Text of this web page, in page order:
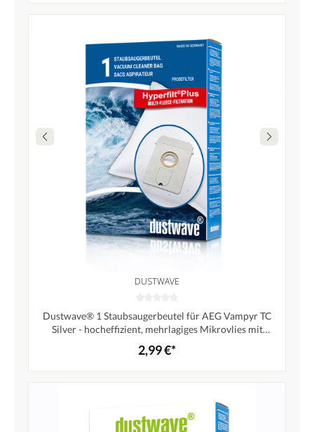
DUSTWAVE
Dustwave® 1 Staubsaugerbeutel für AEG Vampyr TC
Silver - hocheffizient, mehrlagiges Mikrovlies mit
Hygieneverschluss - Made in Germany
2,99 €*